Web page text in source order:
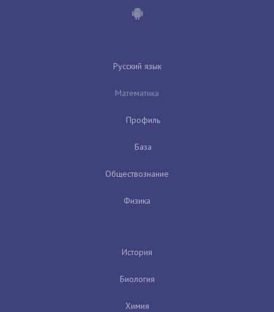
Русский язык
Математика
Профиль
База
Обществознание
Физика
История
Биология
Химия